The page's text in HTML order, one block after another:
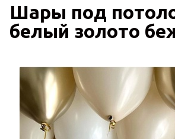
Шары под
белый золото